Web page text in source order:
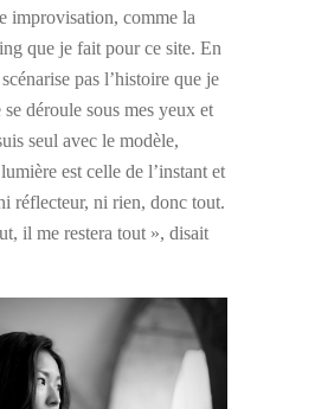
improvisation, comme la
que je fait pour ce site. En
pas l’histoire que je
déroule sous mes yeux et
seul avec le modèle,
est celle de l’instant et
réflecteur, ni rien, donc tout.
il me restera tout », disait